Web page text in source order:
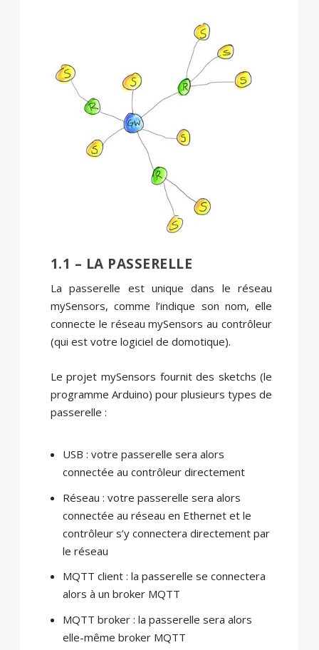
1.1 – LA PASSERELLE
La passerelle est unique dans le réseau
mySensors, comme l’indique son nom, elle
connecte le réseau mySensors au contrôleur
(qui est votre logiciel de domotique).
Le projet mySensors fournit des sketchs (le
programme Arduino) pour plusieurs types de
passerelle :
USB : votre passerelle sera alors
connectée au contrôleur directement
Réseau : votre passerelle sera alors
connectée au réseau en Ethernet et le
contrôleur s’y connectera directement par
le réseau
MQTT client : la passerelle se connectera
alors à un broker MQTT
MQTT broker : la passerelle sera alors
elle-même broker MQTT